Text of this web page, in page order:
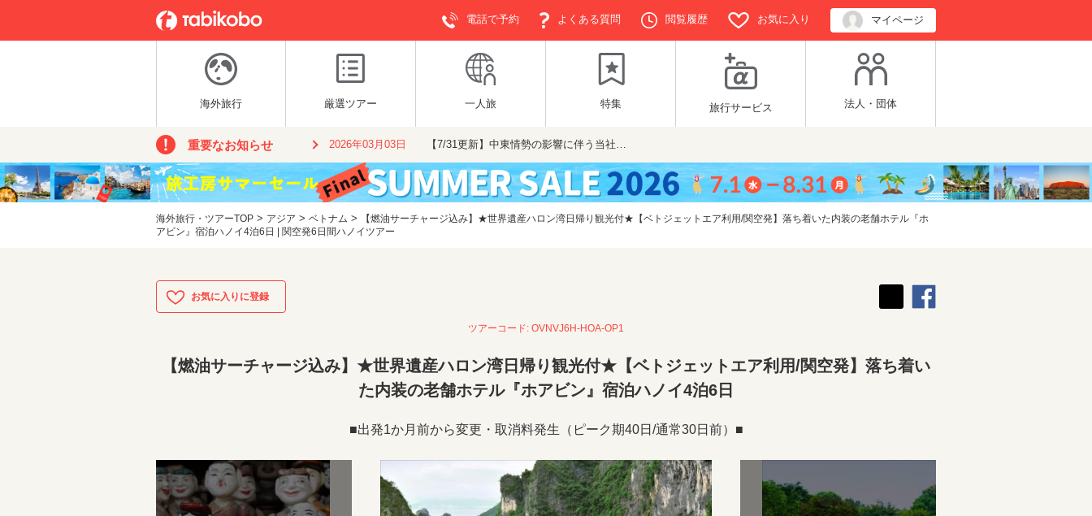
電話で予約 よくある質問 閲覧履歴 お気に入り マイページ
海外旅行 厳選ツアー 一人旅 特集 旅行サービス 法人・団体
重要なお知らせ 2026年03月03日 【7/31更新】中東情勢の影響に伴う当社…
海外旅行・ツアーTOP > アジア > ベトナム >
【燃油サーチャージ込み】★世界遺産ハロン湾日帰り観光付★【ベトジェットエア利用/関空発】落ち着いた内装の老舗ホテル『ホ
アビン』宿泊ハノイ4泊6日 | 関空発6日間ハノイツアー
ツアーコード: OVNVJ6H-HOA-OP1
【燃油サーチャージ込み】★世界遺産ハロン湾日帰り観光付★【ベトジェットエア利用/関空発】落ち着い
た内装の老舗ホテル『ホアビン』宿泊ハノイ4泊6日
■出発1か月前から変更・取消料発生（ピーク期40日/通常30日前）■